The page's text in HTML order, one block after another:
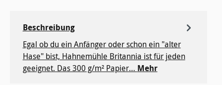
Beschreibung
Egal ob du ein Anfänger oder schon ein "alter
Hase" bist, Hahnemühle Britannia ist für jeden
geeignet. Das 300 g/m² Papier… Mehr